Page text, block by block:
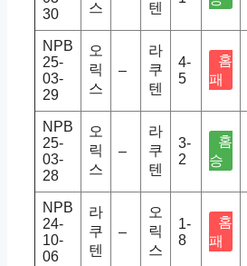
30
스
텐
NPB
25-
03-
29
오
릭
스
–
라
쿠
텐
4-
5
홈
패
NPB
25-
03-
28
오
릭
스
–
라
쿠
텐
3-
2
홈
승
NPB
24-
10-
06
라
쿠
텐
–
오
릭
스
1-
8
홈
패